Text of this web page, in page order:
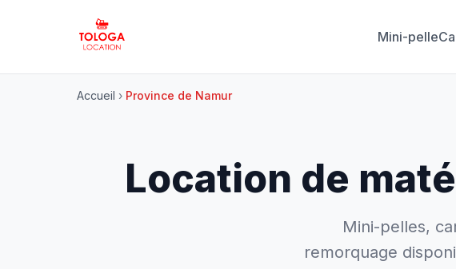
Mini-pelle
Accueil › Province de Namur
Location de
Mini-pelles,
remorquage